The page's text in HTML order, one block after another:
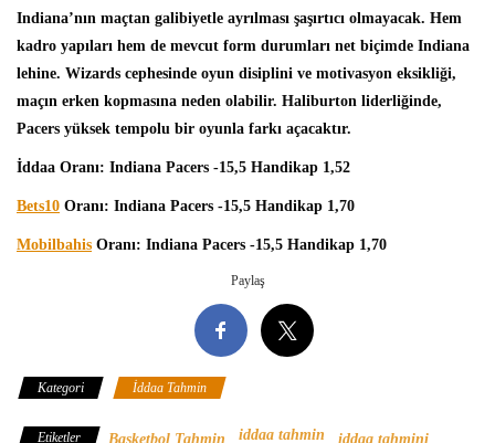
Indiana’nın maçtan galibiyetle ayrılması şaşırtıcı olmayacak. Hem
kadro yapıları hem de mevcut form durumları net biçimde Indiana
lehine. Wizards cephesinde oyun disiplini ve motivasyon eksikliği,
maçın erken kopmasına neden olabilir. Haliburton liderliğinde,
Pacers yüksek tempolu bir oyunla farkı açacaktır.
İddaa Oranı: Indiana Pacers -15,5 Handikap 1,52
Bets10 Oranı: Indiana Pacers -15,5 Handikap 1,70
Mobilbahis Oranı: Indiana Pacers -15,5 Handikap 1,70
Paylaş
Kategori İddaa Tahmin
Etiketler Basketbol Tahmin iddaa tahmin
iddaa tahmini